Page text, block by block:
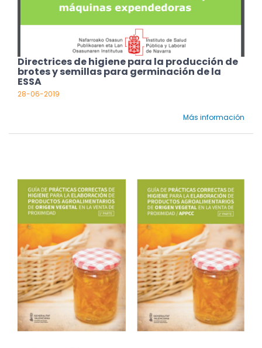
Directrices de higiene para la producción de
brotes y semillas para germinación de la
ESSA
28-06-2019
Más información